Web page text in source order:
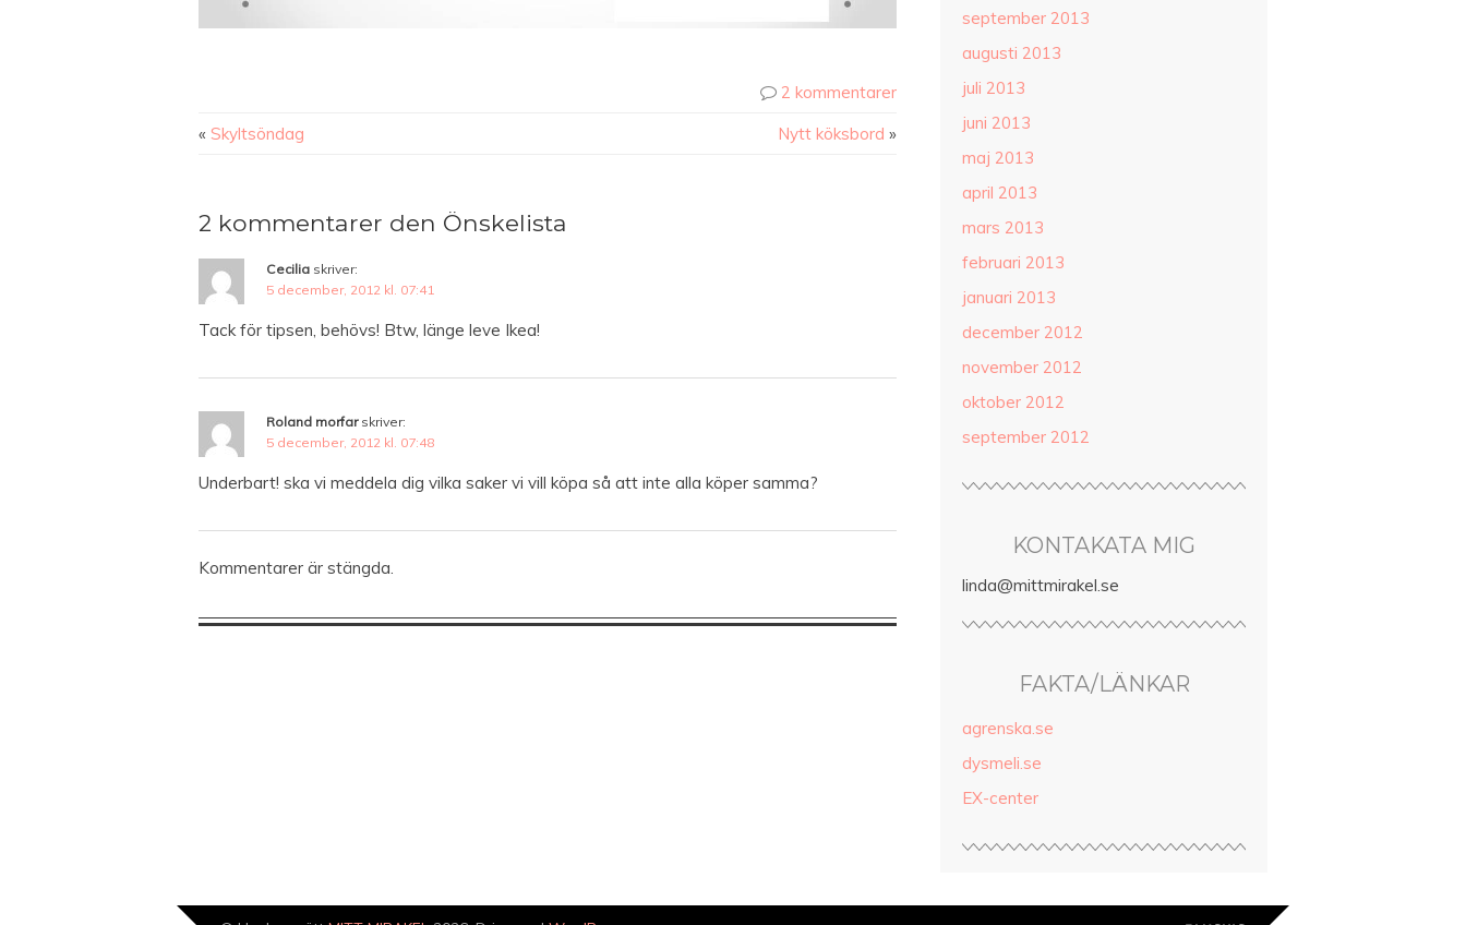
2 kommentarer
« Skyltsöndag Nytt köksbord »
2 kommentarer den Önskelista
Cecilia skriver:
5 december, 2012 kl. 07:41
Tack för tipsen, behövs! Btw, länge leve Ikea!
Roland morfar skriver:
5 december, 2012 kl. 07:48
Underbart! ska vi meddela dig vilka saker vi vill köpa så att inte alla köper samma?
Kommentarer är stängda.
september 2013
augusti 2013
juli 2013
juni 2013
maj 2013
april 2013
mars 2013
februari 2013
januari 2013
december 2012
november 2012
oktober 2012
september 2012
KONTAKATA MIG
linda@mittmirakel.se
FAKTA/LÄNKAR
agrenska.se
dysmeli.se
EX-center